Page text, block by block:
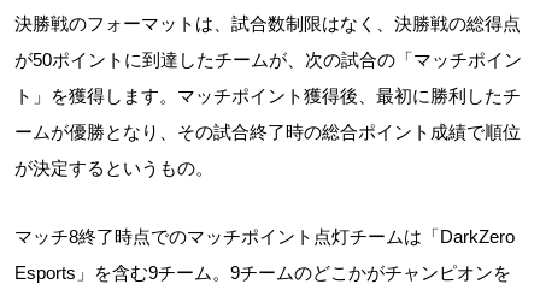
決勝戦のフォーマットは、試合数制限はなく、決勝戦の総得点
が50ポイントに到達したチームが、次の試合の「マッチポイン
ト」を獲得します。マッチポイント獲得後、最初に勝利したチ
ームが優勝となり、その試合終了時の総合ポイント成績で順位
が決定するというもの。
マッチ8終了時点でのマッチポイント点灯チームは「DarkZero
Esports」を含む9チーム。9チームのどこかがチャンピオンを